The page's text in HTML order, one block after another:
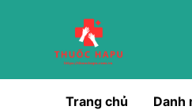
Trang chủ Danh